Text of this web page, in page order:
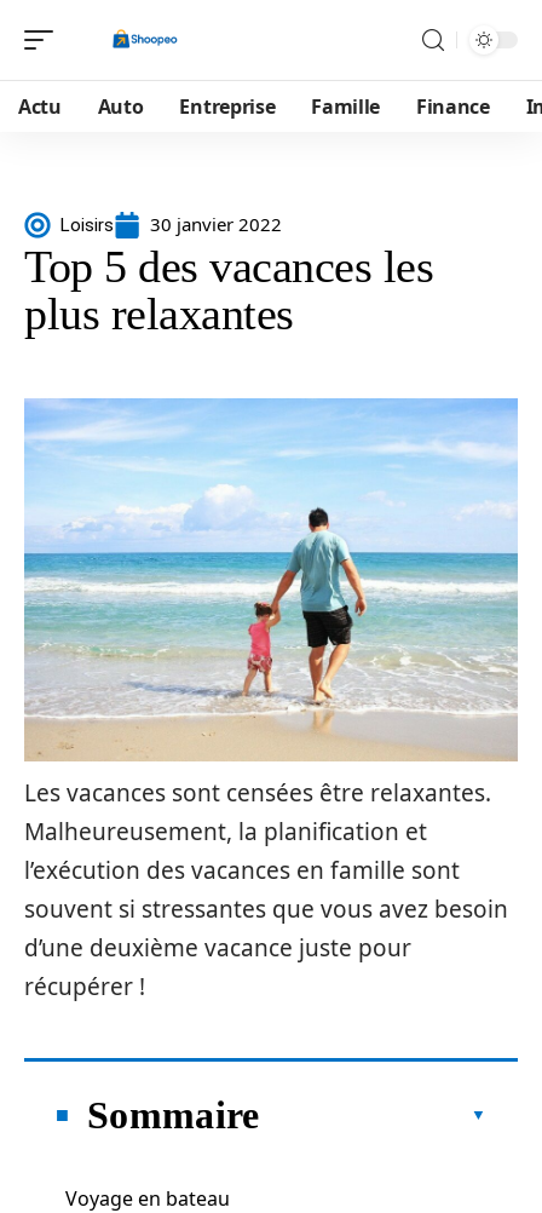
Actu Auto Entreprise Famille Finance
Loisirs 30 janvier 2022
Top 5 des vacances les
plus relaxantes
Les vacances sont censées être relaxantes.
Malheureusement, la planification et
l’exécution des vacances en famille sont
souvent si stressantes que vous avez besoin
d’une deuxième vacance juste pour
récupérer !
Sommaire
Voyage en bateau